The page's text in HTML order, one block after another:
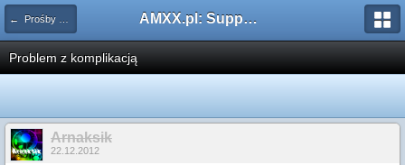
← Prośby o kompilacje pluginów / Problemy z kompilacją AMXX.pl: Support AMX Mod X i SourceMod
Problem z komplikacją
Arnaksik
22.12.2012